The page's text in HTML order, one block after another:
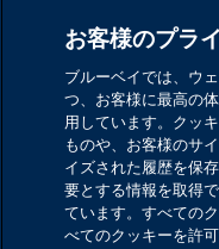
証券取引等監視委員会情
お問い合わせ
サイトマップ
Cookieを設定する
ブルーベイ・アセッ
お客様のプラ
ブルーベイでは、ウ
つ、お客様に最高の
用しています。クッ
ものや、お客様のサ
イズされた履歴を保
要とする情報を取得
ています。すべての
べてのクッキーを許